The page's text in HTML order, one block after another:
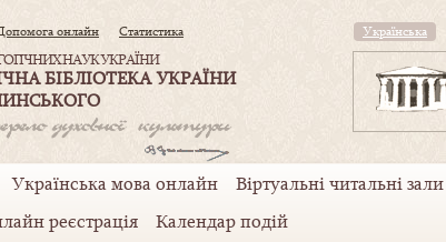
онлайн Статистика
НАУК УКРАЇНИ
БІБЛІОТЕКА УКРАЇНИ
Українська
Українська мова онлайн Віртуальні читальні зали
реєстрація Календар подій